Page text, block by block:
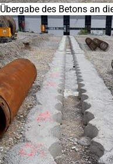
Übergabe des Betons an